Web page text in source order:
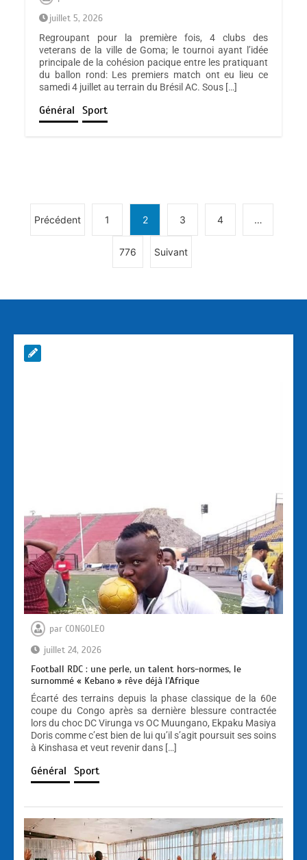
juillet 5, 2026
Regroupant pour la première fois, 4 clubs des
veterans de la ville de Goma; le tournoi ayant l’idée
principale de la cohésion pacique entre les pratiquant
du ballon rond: Les premiers match ont eu lieu ce
samedi 4 juillet au terrain du Brésil AC. Sous […]
Général Sport
Précédent 1 2 3 4 …
776 Suivant
par CONGOLEO
juillet 24, 2026
Football RDC : une perle, un talent hors-normes, le
surnommé « Kebano » rêve déjà l’Afrique
Écarté des terrains depuis la phase classique de la 60e
coupe du Congo après sa dernière blessure contractée
lors du choc DC Virunga vs OC Muungano, Ekpaku Masiya
Doris comme c’est bien de lui qu’il s’agit poursuit ses soins
à Kinshasa et veut revenir dans […]
Général Sport